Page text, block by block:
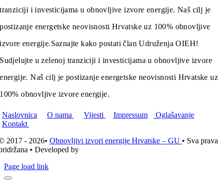
tranziciji i investicijama u obnovljive izvore energije. Naš cilj je
postizanje energetske neovisnosti Hrvatske uz 100% obnovljive
izvore energije.Saznajte kako postati član Udruženja OIEH!
Sudjelujte u zelenoj tranziciji i investicijama u obnovljive izvore
energije. Naš cilj je postizanje energetske neovisnosti Hrvatske uz
100% obnovljive izvore energije.
Naslovnica O nama Vijesti Impressum
Oglašavanje
Kontakt
2017 - 2026•Obnovljivi izvori energije Hrvatske – GU • Sva prava
• Developed by
Page load link